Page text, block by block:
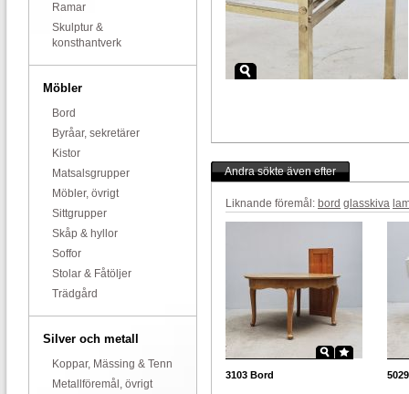
Ramar
Skulptur &
konsthantverk
Möbler
Bord
Byråar, sekretärer
Kistor
Matsalsgrupper
Möbler, övrigt
Sittgrupper
Skåp & hyllor
Soffor
Stolar & Fåtöljer
Trädgård
Silver och metall
Koppar, Mässing & Tenn
Metallföremål, övrigt
Andra sökte även efter
Liknande föremål: bord glasskiva
3103 Bord 5029